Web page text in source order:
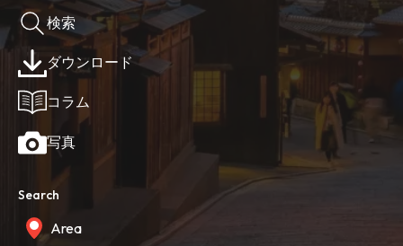
検索
ダウンロード
コラム
写真
Search
Area